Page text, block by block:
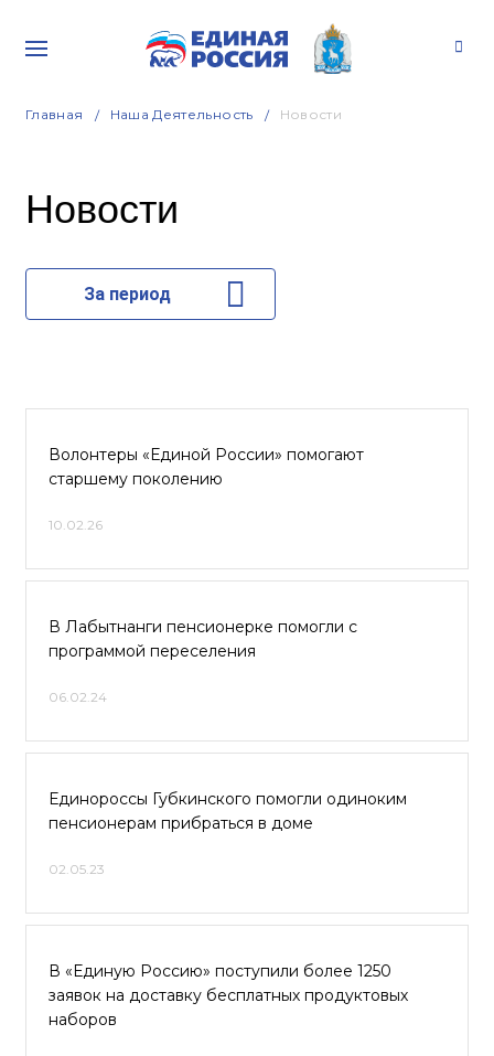
Главная Наша Деятельность Новости
Новости
За период
Волонтеры «Единой России» помогают
старшему поколению
10.02.26
В Лабытнанги пенсионерке помогли с
программой переселения
06.02.24
Единороссы Губкинского помогли одиноким
пенсионерам прибраться в доме
02.05.23
В «Единую Россию» поступили более 1250
заявок на доставку бесплатных продуктовых
наборов